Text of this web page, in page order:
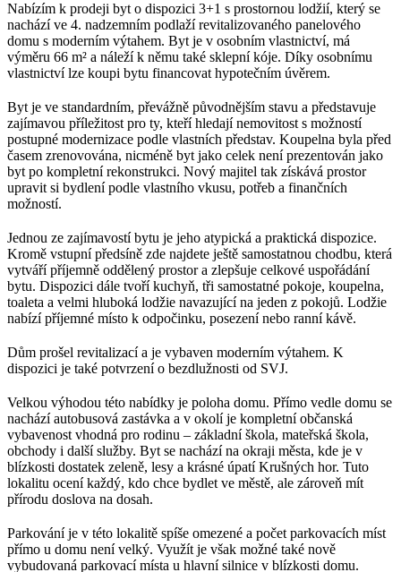
Nabízím k prodeji byt o dispozici 3+1 s prostornou lodžií, který se
nachází ve 4. nadzemním podlaží revitalizovaného panelového
domu s moderním výtahem. Byt je v osobním vlastnictví, má
výměru 66 m² a náleží k němu také sklepní kóje. Díky osobnímu
vlastnictví lze koupi bytu financovat hypotečním úvěrem.
Byt je ve standardním, převážně původnějším stavu a představuje
zajímavou příležitost pro ty, kteří hledají nemovitost s možností
postupné modernizace podle vlastních představ. Koupelna byla před
časem zrenovována, nicméně byt jako celek není prezentován jako
byt po kompletní rekonstrukci. Nový majitel tak získává prostor
upravit si bydlení podle vlastního vkusu, potřeb a finančních
možností.
Jednou ze zajímavostí bytu je jeho atypická a praktická dispozice.
Kromě vstupní předsíně zde najdete ještě samostatnou chodbu, která
vytváří příjemně oddělený prostor a zlepšuje celkové uspořádání
bytu. Dispozici dále tvoří kuchyň, tři samostatné pokoje, koupelna,
toaleta a velmi hluboká lodžie navazující na jeden z pokojů. Lodžie
nabízí příjemné místo k odpočinku, posezení nebo ranní kávě.
Dům prošel revitalizací a je vybaven moderním výtahem. K
dispozici je také potvrzení o bezdlužnosti od SVJ.
Velkou výhodou této nabídky je poloha domu. Přímo vedle domu se
nachází autobusová zastávka a v okolí je kompletní občanská
vybavenost vhodná pro rodinu – základní škola, mateřská škola,
obchody i další služby. Byt se nachází na okraji města, kde je v
blízkosti dostatek zeleně, lesy a krásné úpatí Krušných hor. Tuto
lokalitu ocení každý, kdo chce bydlet ve městě, ale zároveň mít
přírodu doslova na dosah.
Parkování je v této lokalitě spíše omezené a počet parkovacích míst
přímo u domu není velký. Využít je však možné také nově
vybudovaná parkovací místa u hlavní silnice v blízkosti domu.